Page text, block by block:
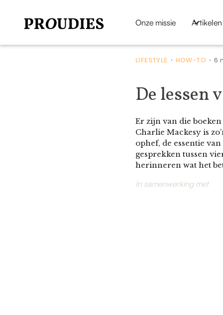
Onze missie Artikelen
LIFESTYLE • HOW-TO •6
De lessen
Er zijn van die
Charlie Mackesy is
ophef, de essentie
gesprekken tussen
herinneren wat het
In samenwerking met